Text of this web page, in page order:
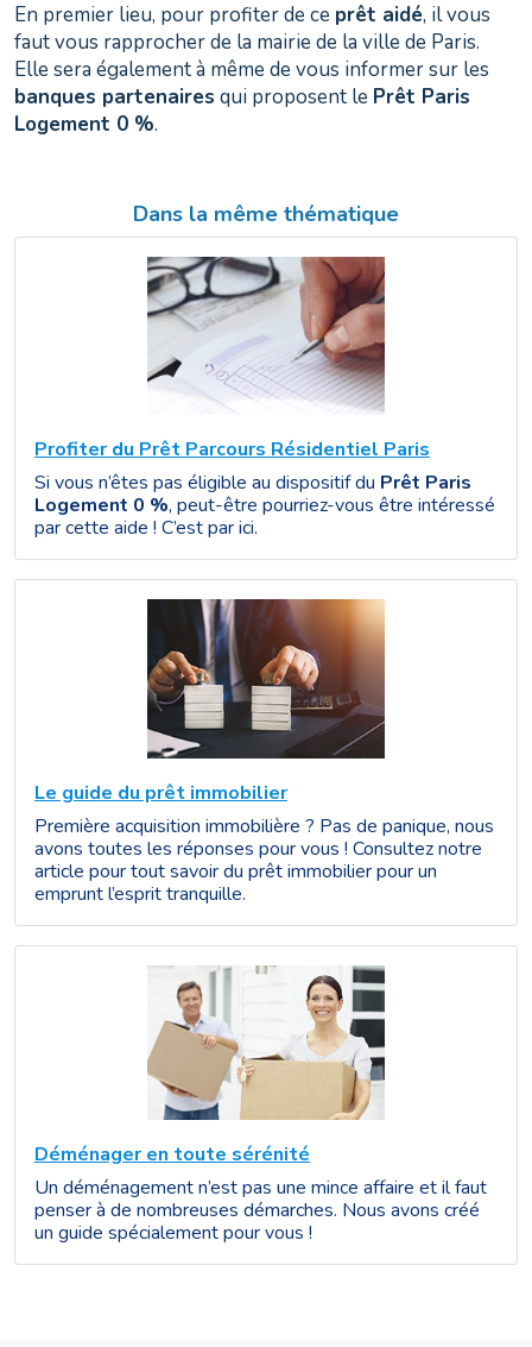
En premier lieu, pour profiter de ce prêt aidé, il vous
faut vous rapprocher de la mairie de la ville de Paris.
Elle sera également à même de vous informer sur les
banques partenaires qui proposent le Prêt Paris
Logement 0 %.
Dans la même thématique
Profiter du Prêt Parcours Résidentiel Paris
Si vous n’êtes pas éligible au dispositif du Prêt Paris
Logement 0 %, peut-être pourriez-vous être intéressé
par cette aide ! C’est par ici.
Le guide du prêt immobilier
Première acquisition immobilière ? Pas de panique, nous
avons toutes les réponses pour vous ! Consultez notre
article pour tout savoir du prêt immobilier pour un
emprunt l’esprit tranquille.
Déménager en toute sérénité
Un déménagement n’est pas une mince affaire et il faut
penser à de nombreuses démarches. Nous avons créé
un guide spécialement pour vous !